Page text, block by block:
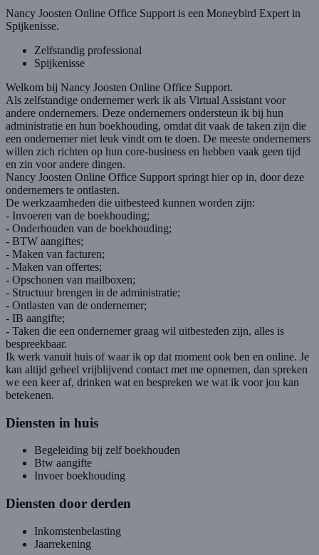
Nancy Joosten Online Office Support is een Moneybird Expert in
Spijkenisse.
Zelfstandig professional
Spijkenisse
Welkom bij Nancy Joosten Online Office Support.
Als zelfstandige ondernemer werk ik als Virtual Assistant voor
andere ondernemers. Deze ondernemers ondersteun ik bij hun
administratie en hun boekhouding, omdat dit vaak de taken zijn die
een ondernemer niet leuk vindt om te doen. De meeste ondernemers
willen zich richten op hun core-business en hebben vaak geen tijd
en zin voor andere dingen.
Nancy Joosten Online Office Support springt hier op in, door deze
ondernemers te ontlasten.
De werkzaamheden die uitbesteed kunnen worden zijn:
- Invoeren van de boekhouding;
- Onderhouden van de boekhouding;
- BTW aangiftes;
- Maken van facturen;
- Maken van offertes;
- Opschonen van mailboxen;
- Structuur brengen in de administratie;
- Ontlasten van de ondernemer;
- IB aangifte;
- Taken die een ondernemer graag wil uitbesteden zijn, alles is
bespreekbaar.
Ik werk vanuit huis of waar ik op dat moment ook ben en online. Je
kan altijd geheel vrijblijvend contact met me opnemen, dan spreken
we een keer af, drinken wat en bespreken we wat ik voor jou kan
betekenen.
Diensten in huis
Begeleiding bij zelf boekhouden
Btw aangifte
Invoer boekhouding
Diensten door derden
Inkomstenbelasting
Jaarrekening